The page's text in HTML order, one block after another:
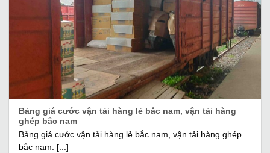
Bảng giá cước vận tải hàng lẻ bắc nam, vận tải hàng
ghép bắc nam
Bảng giá cước vận tải hàng lẻ bắc nam, vận tải hàng ghép
bắc nam. [...]